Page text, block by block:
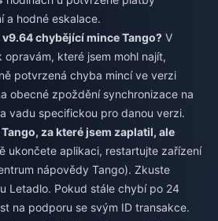
a hodné eskalace.
chybějící mince Tango? V
které jsem mohl najít,
potvrzená chyba mincí ve verzi
obecné zpoždění synchronizace na
vadu specifickou pro danou verzi.
za které jsem zaplatil, ale
ukončete aplikaci, restartujte zařízení
nápovědy Tango). Zkuste
Letadlo. Pokud stále chybí po 24
na podporu se svým ID transakce.